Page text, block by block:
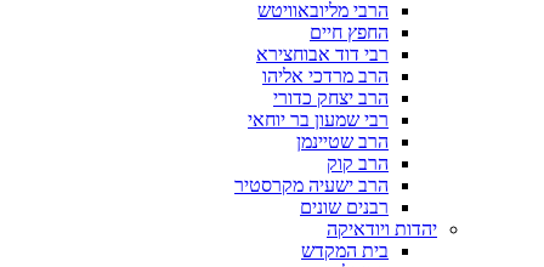
הרבי מליובאוויטש
החפץ חיים
רבי דוד אבוחצירא
הרב מרדכי אליהו
הרב יצחק כדורי
רבי שמעון בר יוחאי
הרב שטיינמן
הרב קוק
הרב ישעיה מקרסטיר
רבנים שונים
יהדות ויודאיקה
בית המקדש